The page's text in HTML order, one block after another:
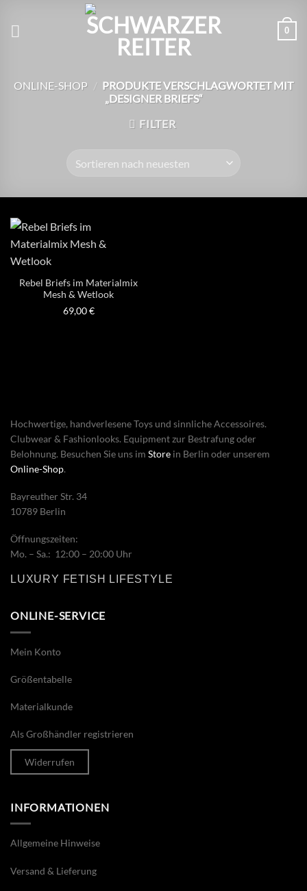
Inhalt
0
ONLINE-SHOP / PRODUKTE VERSCHLAGWORTET MIT
„DESIGNER BRIEFS“
FILTER
Rebel Briefs im Materialmix
Mesh & Wetlook
69,00€
Hochwertige, handverlesene Toys und sinnliche Accessoires.
Clubwear & Fashionlooks. Equipment zur Bestrafung oder
Belohnung. Besuchen Sie uns im Store in Berlin oder unserem
Online-Shop.
Bayreuther Str. 34
10789 Berlin
Öffnungszeiten:
Mo. – Sa.: 12:00 – 20:00 Uhr
LUXURY FETISH LIFESTYLE
ONLINE-SERVICE
Mein Konto
Größentabelle
Materialkunde
Als Großhändler registrieren
Widerrufen
INFORMATIONEN
Allgemeine Hinweise
Versand & Lieferung